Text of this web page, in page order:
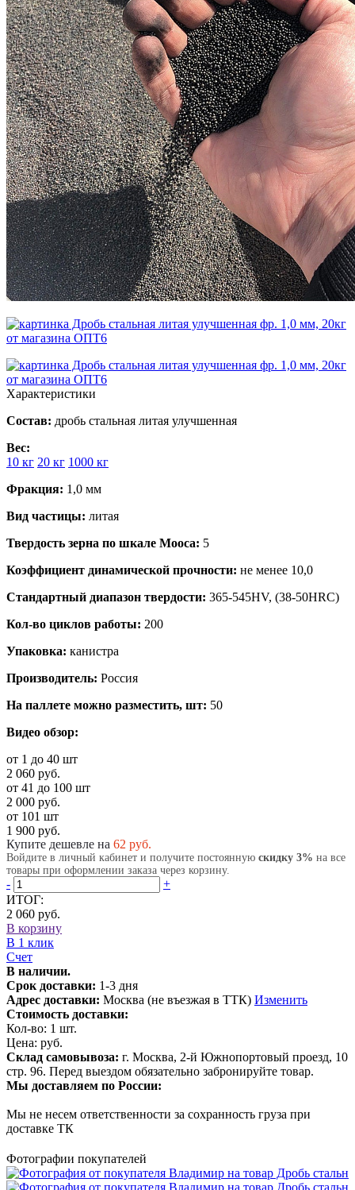
Характеристики
Состав: дробь стальная литая улучшенная
Вес:
10 кг 20 кг 1000 кг
Фракция: 1,0 мм
Вид частицы: литая
Твердость зерна по шкале Мооса: 5
Коэффициент динамической прочности: не менее 10,0
Стандартный диапазон твердости: 365-545HV, (38-50HRC)
Кол-во циклов работы: 200
Упаковка: канистра
Производитель: Россия
На паллете можно разместить, шт: 50
Видео обзор:
от 1 до 40 шт
2 060 руб.
от 41 до 100 шт
2 000 руб.
от 101 шт
1 900 руб.
Купите дешевле на 62 руб.
Войдите в личный кабинет и получите постоянную скидку 3% на все
товары при оформлении заказа через корзину.
-
+
ИТОГ:
2 060 руб.
В корзину
В 1 клик
Счет
В наличии.
Срок доставки: 1-3 дня
Адрес доставки: Москва (не въезжая в ТТК) Изменить
Стоимость доставки:
Кол-во: 1 шт.
Цена: руб.
Склад самовывоза: г. Москва, 2-й Южнопортовый проезд, 10
стр. 96. Перед выездом обязательно забронируйте товар.
Мы доставляем по России:
Мы не несем ответственности за сохранность груза при
доставке ТК
Фотографии покупателей